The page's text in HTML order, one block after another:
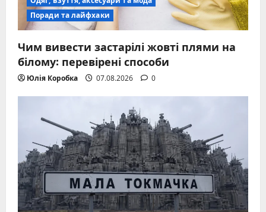
Поради та лайфхаки
Чим вивести застарілі жовті плями на
білому: перевірені способи
Юлія Коробка 07.08.2026 0